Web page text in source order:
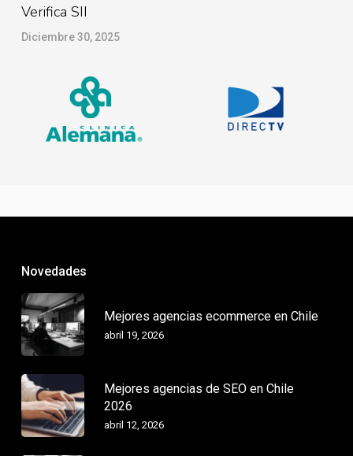
Verifica SII
Diciembre 30, 2025
Novedades
Mejores agencias ecommerce en Chile
abril 19, 2026
Mejores agencias de SEO en Chile
2026
abril 12, 2026